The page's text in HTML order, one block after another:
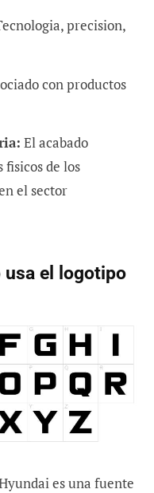
precision,
con productos
El acabado
fisicos de los
el sector
el logotipo
es una fuente